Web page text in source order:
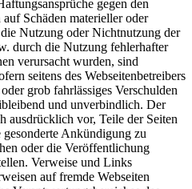
gegen den
Schäden materieller oder
Nutzung oder Nichtnutzung der
durch die Nutzung fehlerhafter
verursacht wurden, sind
seitens des Webseitenbetreibers
grob fahrlässiges Verschulden
und unverbindlich. Der
ausdrücklich vor, Teile der Seiten
gesonderte Ankündigung zu
oder die Veröffentlichung
Verweise und Links
auf fremde Webseiten